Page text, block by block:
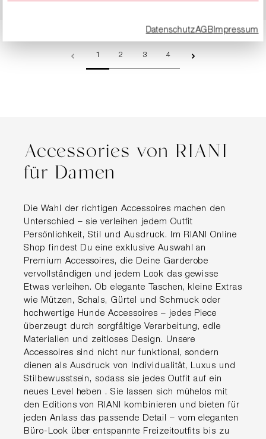
Seite
1 Seite
2 Seite
3 Seite
4
Accessories von RIANI
für Damen
Die Wahl der richtigen Accessoires machen den
Unterschied – sie verleihen jedem Outfit
Persönlichkeit, Stil und Ausdruck. Im RIANI Online
Shop findest Du eine exklusive Auswahl an
Premium Accessoires, die Deine Garderobe
vervollständigen und jedem Look das gewisse
Etwas verleihen. Ob elegante Taschen, kleine Extras
wie Mützen, Schals, Gürtel und Schmuck oder
hochwertige Hunde Accessoires – jedes Piece
überzeugt durch sorgfältige Verarbeitung, edle
Materialien und zeitloses Design. Unsere
Accessoires sind nicht nur funktional, sondern
dienen als Ausdruck von Individualität, Luxus und
Stilbewusstsein, sodass sie jedes Outfit auf ein
neues Level heben . Sie lassen sich mühelos mit
den Editions von RIANI kombinieren und bieten für
jeden Anlass das passende Detail – vom eleganten
Büro-Look über entspannte Freizeitoutfits bis zu
DatenschutzAGBImpressum